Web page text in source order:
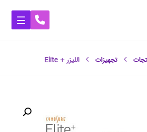
تجهیزات الليزر + Elite